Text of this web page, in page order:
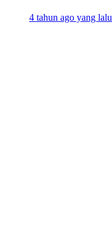
4 tahun ago yang lalu